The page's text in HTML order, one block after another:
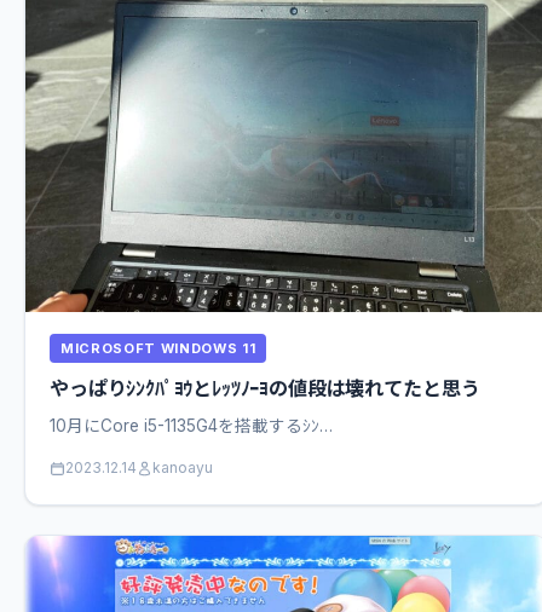
MICROSOFT WINDOWS 11
やっぱりｼﾝｸﾊﾟﾖｳとﾚｯﾂﾉｰﾖの値段は壊れてたと思う
10月にCore i5-1135G4を搭載するｼﾝ…
2023.12.14 kanoayu